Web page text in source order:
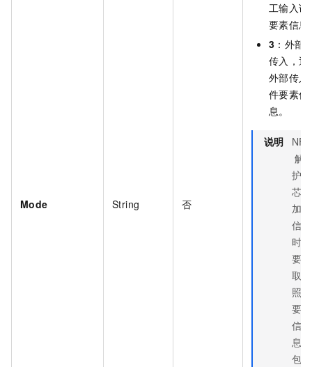
Mode String 否
工输入证
要素信息
3 ：外部
传入，通
外部传入
件要素信
息。
说明
解
护照
芯片
加密
信息
时需
要获
取护
照三
要素
信
息，
包括